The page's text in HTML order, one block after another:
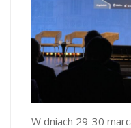
W dniach 29-30